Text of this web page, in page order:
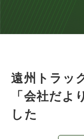
遠州トラッ
「会社だよ
した